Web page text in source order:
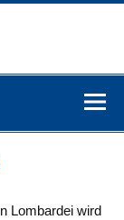
Lombardei wird